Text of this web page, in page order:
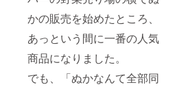
かの販売を始めたところ、
あっという間に一番の人気
商品になりました。
でも、「ぬかなんて全部同